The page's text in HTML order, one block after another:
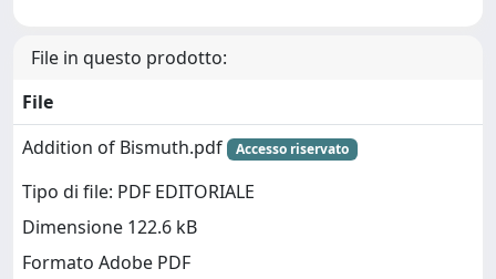
File in questo prodotto:
File
Addition of Bismuth.pdf
Accesso riservato
Tipo di file: PDF EDITORIALE
Dimensione 122.6 kB
Formato Adobe PDF